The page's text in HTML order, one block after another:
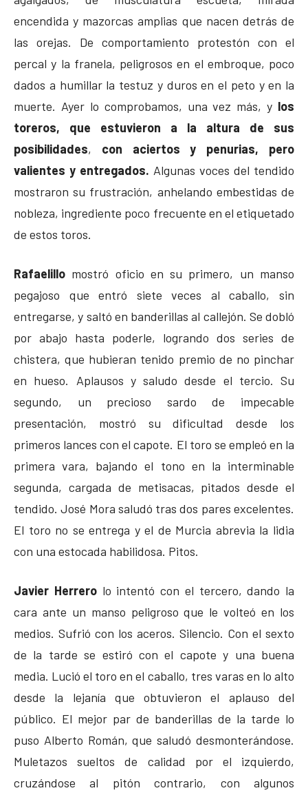
encendida y mazorcas amplias que nacen detrás de
las orejas. De comportamiento protestón con el
percal y la franela, peligrosos en el embroque, poco
dados a humillar la testuz y duros en el peto y en la
muerte. Ayer lo comprobamos, una vez más, y los
toreros, que estuvieron a la altura de sus
posibilidades, con aciertos y penurias, pero
valientes y entregados. Algunas voces del tendido
mostraron su frustración, anhelando embestidas de
nobleza, ingrediente poco frecuente en el etiquetado
de estos toros.
Rafaelillo mostró oficio en su primero, un manso
pegajoso que entró siete veces al caballo, sin
entregarse, y saltó en banderillas al callejón. Se dobló
por abajo hasta poderle, logrando dos series de
chistera, que hubieran tenido premio de no pinchar
en hueso. Aplausos y saludo desde el tercio. Su
segundo, un precioso sardo de impecable
presentación, mostró su dificultad desde los
primeros lances con el capote. El toro se empleó en la
primera vara, bajando el tono en la interminable
segunda, cargada de metisacas, pitados desde el
tendido. José Mora saludó tras dos pares excelentes.
El toro no se entrega y el de Murcia abrevia la lidia
con una estocada habilidosa. Pitos.
Javier Herrerolo intentó con el tercero, dando la
cara ante un manso peligroso que le volteó en los
medios. Sufrió con los aceros. Silencio. Con el sexto
de la tarde se estiró con el capote y una buena
media. Lució el toro en el caballo, tres varas en lo alto
desde la lejanía que obtuvieron el aplauso del
público. El mejor par de banderillas de la tarde lo
puso Alberto Román, que saludó desmonterándose.
Muletazos sueltos de calidad por el izquierdo,
cruzándose al pitón contrario, con algunos